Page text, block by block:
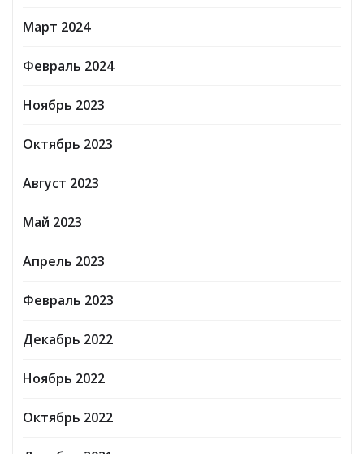
Март 2024
Февраль 2024
Ноябрь 2023
Октябрь 2023
Август 2023
Май 2023
Апрель 2023
Февраль 2023
Декабрь 2022
Ноябрь 2022
Октябрь 2022